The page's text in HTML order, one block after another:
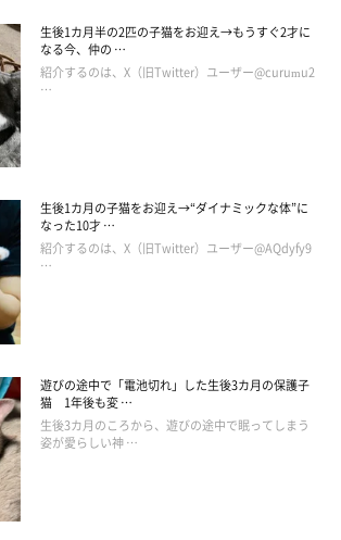
作者プロフィール
ーランスのイラストレーター。
の挿絵、ゲームイラストや広告イラストなど
。
生後1カ月半の2匹の子猫をお迎え→もうすぐ2才に
なる今、仲の …
紹介するのは、X（旧Twitter）ユーザー@curumu2
…
生後1カ月の子猫をお迎え→“ダイナミックな体”に
なった10才 …
紹介するのは、X（旧Twitter）ユーザー@AQdyfy9
…
遊びの途中で「電池切れ」した生後3カ月の保護子
猫 1年後も変 …
生後3カ月のころから、遊びの途中で眠ってしまう
姿が愛らしい神 …